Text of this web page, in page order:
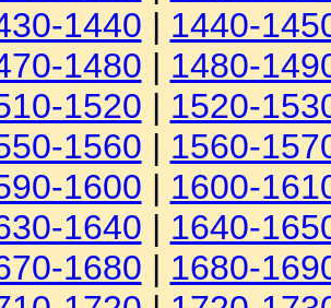
1440 | 1440-
1480 | 1480-
1520 | 1520-
1560 | 1560-
1600 | 1600-
1640 | 1640-
1680 | 1680-